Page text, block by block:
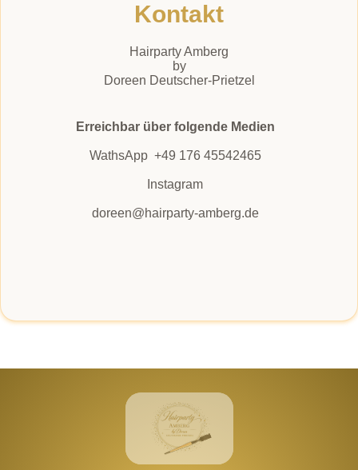
Kontakt
Hairparty Amberg
by
Doreen Deutscher-Prietzel
Erreichbar über folgende Medien
WathsApp +49 176 45542465
Instagram
doreen@hairparty-amberg.de